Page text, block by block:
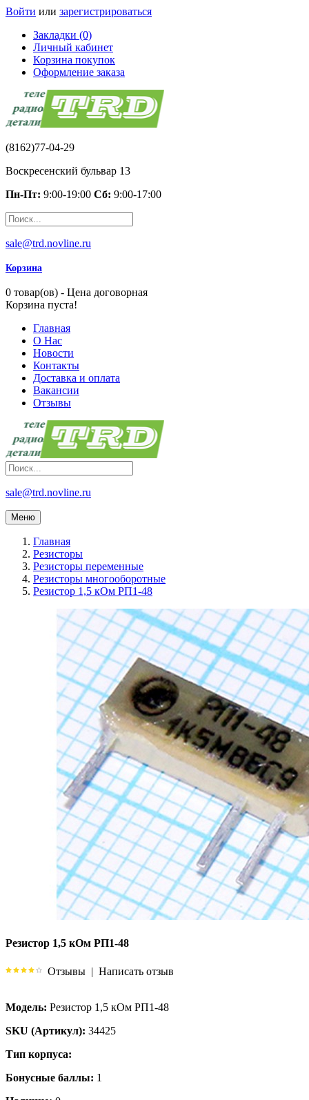
Войти или зарегистрироваться
Закладки (0)
Личный кабинет
Корзина покупок
Оформление заказа
(8162)77-04-29
Воскресенский бульвар 13
Пн-Пт: 9:00-19:00 Сб: 9:00-17:00
sale@trd.novline.ru
Корзина
0 товар(ов) - Цена договорная
Корзина пуста!
Главная
О Нас
Новости
Контакты
Доставка и оплата
Вакансии
Отзывы
sale@trd.novline.ru
Меню
Главная
Резисторы
Резисторы переменные
Резисторы многооборотные
Резистор 1,5 кОм РП1-48
Резистор 1,5 кОм РП1-48
Отзывы | Написать отзыв
Модель: Резистор 1,5 кОм РП1-48
SKU (Артикул): 34425
Тип корпуса:
Бонусные баллы: 1